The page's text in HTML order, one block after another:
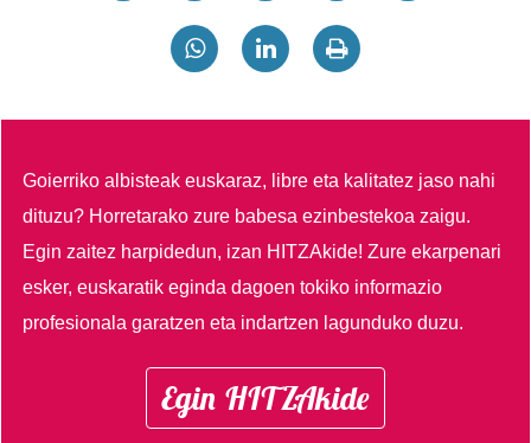
Goierriko albisteak euskaraz, libre eta kalitatez jaso nahi
dituzu? Horretarako zure babesa ezinbestekoa zaigu.
Egin zaitez harpidedun, izan HITZAkide!Zure ekarpenari
esker, euskaratik eginda dagoen tokiko informazio
profesionala garatzen eta indartzen lagunduko duzu.
Egin HITZAkide